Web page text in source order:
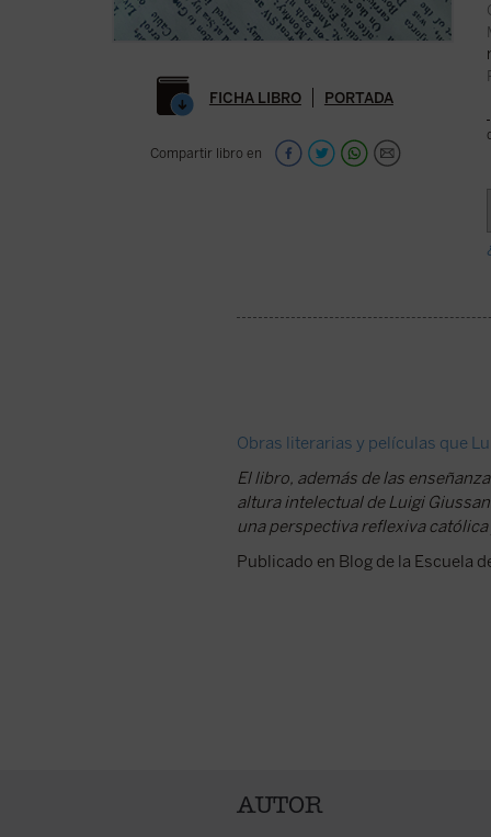
FICHA LIBRO PORTADA
Compartir libro en
Obras literarias y películas que
El libro, además de las
altura intelectual de Luigi
una perspectiva reflexiva
Publicado en Blog de la Escuela
AUTOR